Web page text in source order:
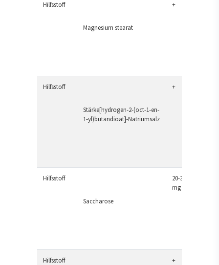
Hilfsstoff
Magnesium stearat
+
Hilfsstoff
Stärke[hydrogen-2-(oct-1-en-
1-yl)butandioat]-Natriumsalz
+
Hilfsstoff
Saccharose
20-36
mg
Hilfsstoff +